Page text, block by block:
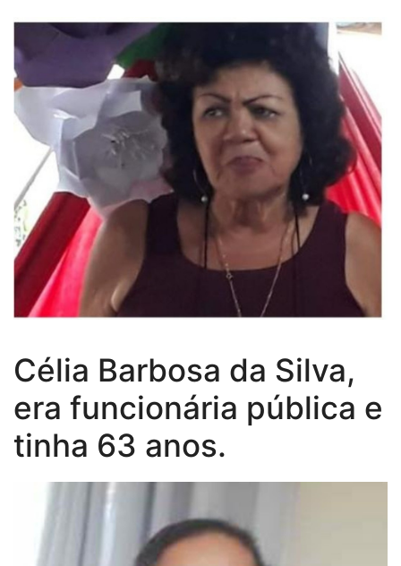
Célia Barbosa da Silva,
era funcionária pública e
tinha 63 anos.